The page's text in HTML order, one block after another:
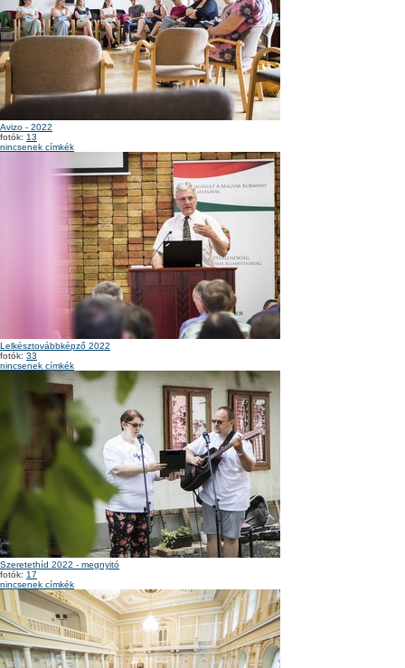
Avizo - 2022
fotók: 13
nincsenek címkék
Lelkésztovábbképző 2022
fotók: 33
nincsenek címkék
Szeretethíd 2022 - megnyitó
fotók: 17
nincsenek címkék